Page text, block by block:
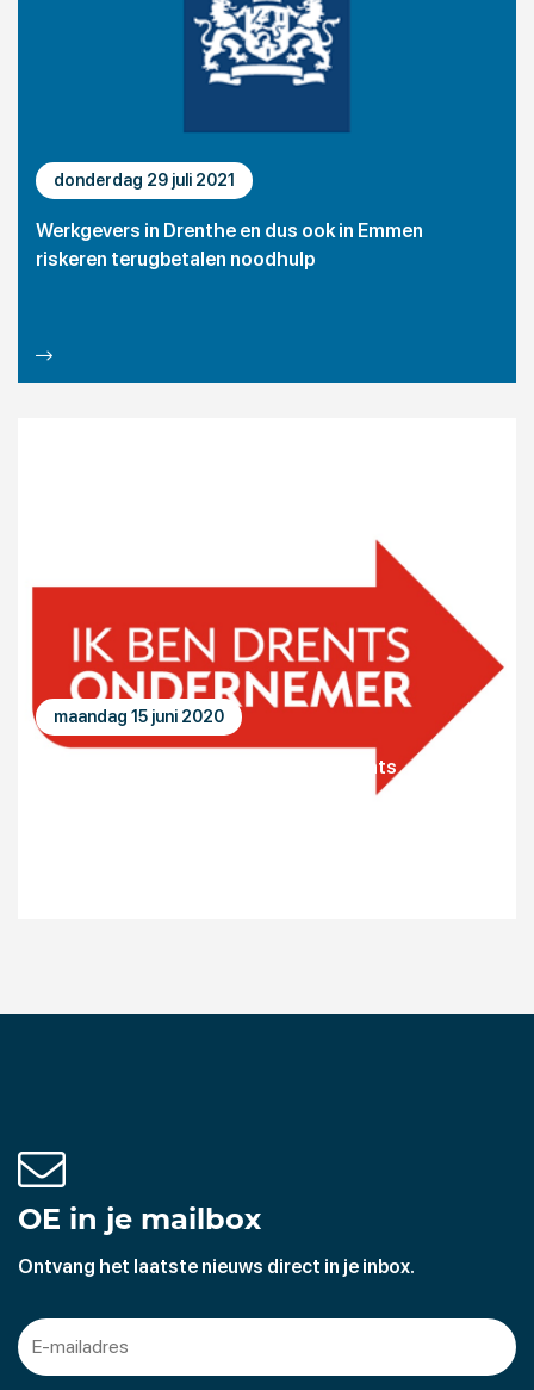
donderdag 29 juli 2021
Werkgevers in Drenthe en dus ook in Emmen
riskeren terugbetalen noodhulp
maandag 15 juni 2020
Kennispoort Drenthe wordt Ik Ben Drents
OE in je mailbox
Ontvang het laatste nieuws direct in je inbox.